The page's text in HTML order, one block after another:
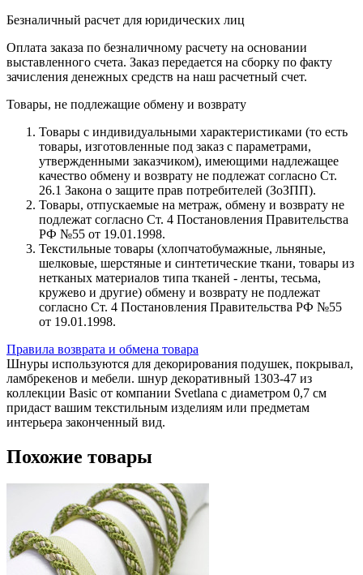
Безналичный расчет для юридических лиц
Оплата заказа по безналичному расчету на основании
выставленного счета. Заказ передается на сборку по факту
зачисления денежных средств на наш расчетный счет.
Товары, не подлежащие обмену и возврату
Товары с индивидуальными характеристиками (то есть
товары, изготовленные под заказ с параметрами,
утвержденными заказчиком), имеющими надлежащее
качество обмену и возврату не подлежат согласно Ст.
26.1 Закона о защите прав потребителей (ЗоЗПП).
Товары, отпускаемые на метраж, обмену и возврату не
подлежат согласно Ст. 4 Постановления Правительства
РФ №55 от 19.01.1998.
Текстильные товары (хлопчатобумажные, льняные,
шелковые, шерстяные и синтетические ткани, товары из
нетканых материалов типа тканей - ленты, тесьма,
кружево и другие) обмену и возврату не подлежат
согласно Ст. 4 Постановления Правительства РФ №55
от 19.01.1998.
Правила возврата и обмена товара
Шнуры используются для декорирования подушек, покрывал,
ламбрекенов и мебели. шнур декоративный 1303-47 из
коллекции Basic от компании Svetlana с диаметром 0,7 см
придаст вашим текстильным изделиям или предметам
интерьера законченный вид.
Похожие товары